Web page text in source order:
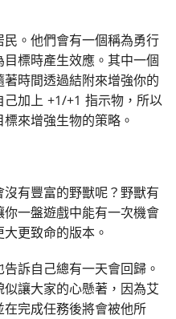
。他們會有一個稱為勇行
標時產生效應。其中一個
時間透過結附來增強你的
加上 +1/+1 指示物，所以
來增強生物的策略。
有豐富的野獸呢？野獸有
一盤遊戲中能有一次機會
更致命的版本。
訴自己總有一天會回歸。
讓大家的心懸著，因為艾
完成任務後將會被他所